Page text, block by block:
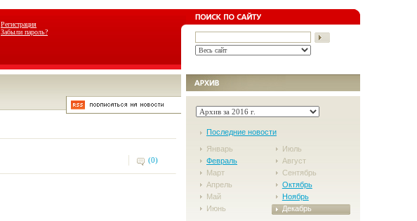
Регистрация
Забыли пароль?
(0)
Последние новости
Январь
Февраль
Март
Апрель
Май
Июнь
Июль
Август
Сентябрь
Октябрь
Ноябрь
Декабрь